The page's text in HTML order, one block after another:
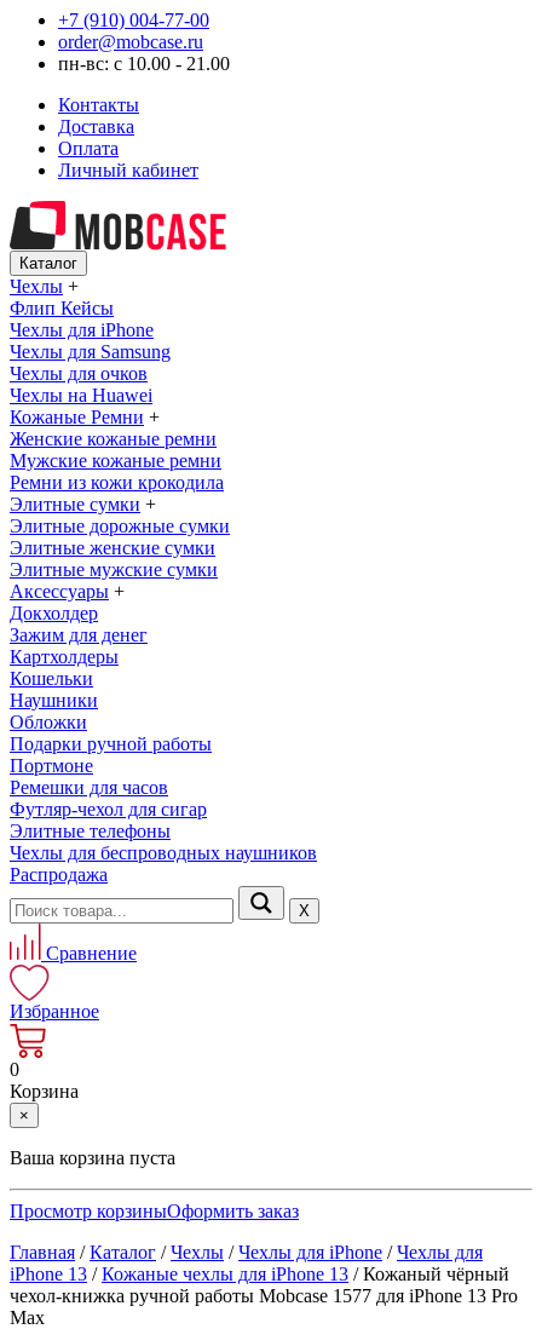
+7 (910) 004-77-00
order@mobcase.ru
пн-вс: с 10.00 - 21.00
Контакты
Доставка
Оплата
Личный кабинет
Каталог
Чехлы +
Флип Кейсы
Чехлы для iPhone
Чехлы для Samsung
Чехлы для очков
Чехлы на Huawei
Кожаные Ремни +
Женские кожаные ремни
Мужские кожаные ремни
Ремни из кожи крокодила
Элитные сумки +
Элитные дорожные сумки
Элитные женские сумки
Элитные мужские сумки
Аксессуары +
Докхолдер
Зажим для денег
Картхолдеры
Кошельки
Наушники
Обложки
Подарки ручной работы
Портмоне
Ремешки для часов
Футляр-чехол для сигар
Элитные телефоны
Чехлы для беспроводных наушников
Распродажа
Х
Сравнение
Избранное
0
Корзина
×
Ваша корзина пуста
Просмотр корзиныОформить заказ
Главная /Каталог /Чехлы /Чехлы для iPhone /Чехлы для
iPhone 13 /Кожаные чехлы для iPhone 13 /Кожаный чёрный
чехол-книжка ручной работы Mobcase 1577 для iPhone 13 Pro
Max